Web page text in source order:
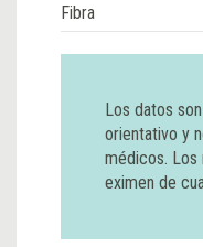
Fibra
Los datos
orientativo y
médicos. Los
eximen de